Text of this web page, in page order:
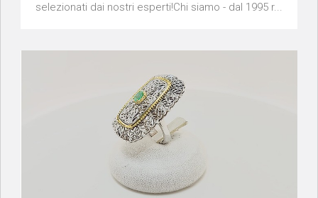
selezionati dai nostri esperti!Chi siamo - dal 1995 r...